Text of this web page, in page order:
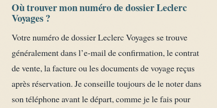
Où trouver mon numéro de dossier Leclerc
Voyages ?
Votre numéro de dossier Leclerc Voyages se trouve
généralement dans l’e-mail de confirmation, le contrat
de vente, la facture ou les documents de voyage reçus
après réservation. Je conseille toujours de le noter dans
son téléphone avant le départ, comme je le fais pour